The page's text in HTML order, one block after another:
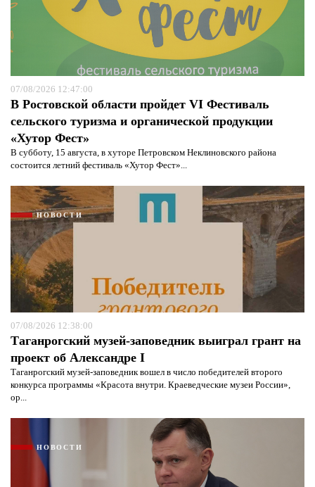
07/08/2026 12:47:00
В Ростовской области пройдет VI Фестиваль
сельского туризма и органической продукции
«Хутор Фест»
В субботу, 15 августа, в хуторе Петровском Неклиновского района
состоится летний фестиваль «Хутор Фест»...
НОВОСТИ
07/08/2026 12:38:00
Таганрогский музей-заповедник выиграл грант на
проект об Александре I
Таганрогский музей-заповедник вошел в число победителей второго
конкурса программы «Красота внутри. Краеведческие музеи России»,
ор...
НОВОСТИ